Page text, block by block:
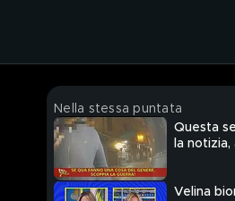
Nella stessa puntata
Questa
la notizia,
ucciso di
Velina